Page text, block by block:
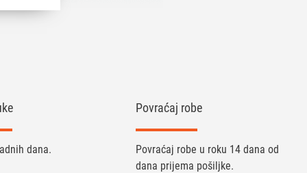
dana.
Povraćaj robe
Povraćaj robe u roku 14 dana od
dana prijema pošiljke.